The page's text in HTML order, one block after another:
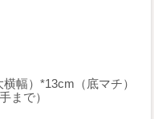
幅）*13cm（底マチ）
まで）